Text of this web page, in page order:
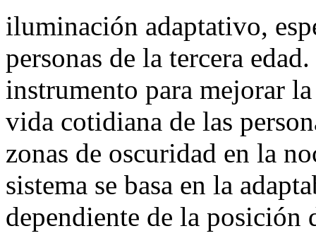
iluminación adaptativo,
personas de la tercera
instrumento para mejorar
vida cotidiana de las
zonas de oscuridad en la
sistema se basa en la
dependiente de la posición